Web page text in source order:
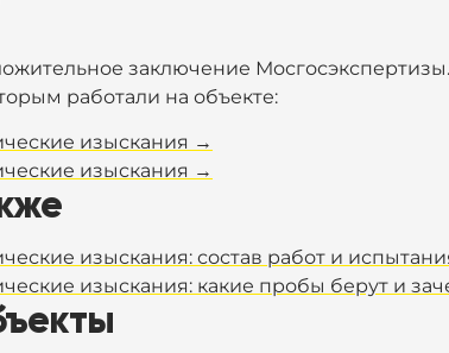
заключение
работали на объекте:
изыскания →
изыскания →
изыскания: состав работ и
изыскания: какие пробы берут и